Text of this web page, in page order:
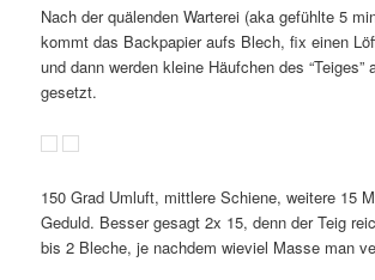
Nach der quälenden Warterei (aka gefühlte 5
kommt das Backpapier aufs Blech, fix einen
und dann werden kleine Häufchen des “Teiges”
gesetzt.
150 Grad Umluft, mittlere Schiene, weitere 15
Geduld. Besser gesagt 2x 15, denn der Teig
bis 2 Bleche, je nachdem wieviel Masse man